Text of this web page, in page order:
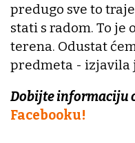
predugo sve to
stati s radom. To je
terena. Odustat
predmeta - izjavila
Dobijte informaciju
Facebooku!